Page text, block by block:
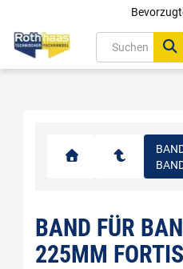
BAND FÜR
225MM FORTIS